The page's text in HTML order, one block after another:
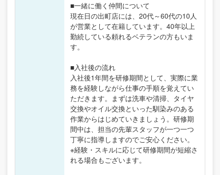
■一緒に働く仲間について
現在日の出町店には、20代～60代の10人
が営業として在籍しています。40年以上
勤続している頼れるベテランの方もいま
す。
■入社後の流れ
入社後1年間を研修期間として、実際に業
務を経験しながら仕事の手順を覚えてい
ただきます。まずは洗車や清掃、タイヤ
交換やオイル交換といった馴染みのある
作業からはじめていきましょう。研修期
間中は、担当の先輩スタッフが一つ一つ
丁寧に指導しますのでご安心ください。
※経験・スキルに応じて研修期間が短縮さ
れる場合もございます。